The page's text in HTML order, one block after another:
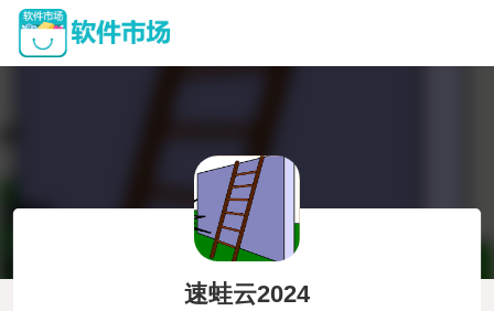
速蛙云2024